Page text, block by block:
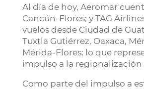
Al día de hoy, Aeromar
Cancún-Flores; y TAG
vuelos desde Ciudad de
Tuxtla Gutiérrez, Oaxaca,
Mérida-Flores; lo que
impulso a la regionalización
Como parte del impulso a